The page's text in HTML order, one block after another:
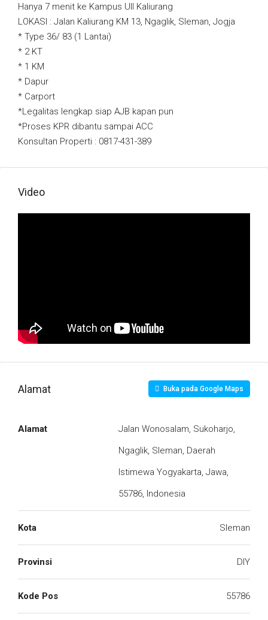
Hanya 7 menit ke Kampus UII Kaliurang
LOKASI : Jalan Kaliurang KM 13, Ngaglik, Sleman, Jogja
* Type 36/ 83 (1 Lantai)
* 2 KT
* 1 KM
* Dapur
* Carport
*Legalitas lengkap siap AJB kapan pun
*Proses KPR dibantu sampai ACC
Konsultan Properti : 0817-431-389
Video
Alamat Buka pada Google Maps
Alamat
Jalan Wonosalam, Sukoharjo,
Ngaglik, Sleman, Daerah
Istimewa Yogyakarta, Jawa,
55786, Indonesia
Kota Sleman
Provinsi DIY
Kode Pos 55786